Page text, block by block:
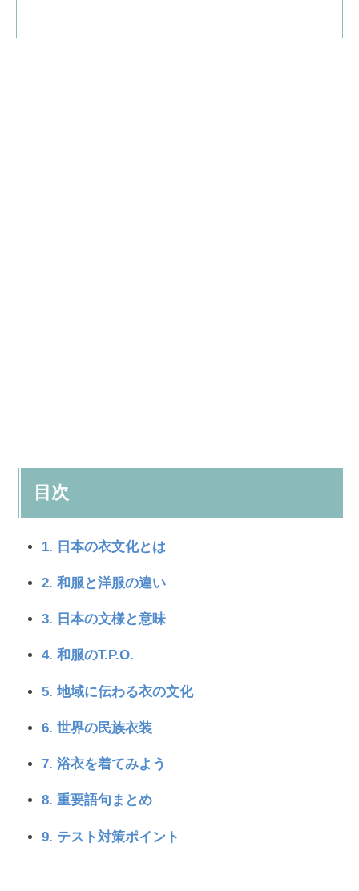
目次
1. 日本の衣文化とは
2. 和服と洋服の違い
3. 日本の文様と意味
4. 和服のT.P.O.
5. 地域に伝わる衣の文化
6. 世界の民族衣装
7. 浴衣を着てみよう
8. 重要語句まとめ
9. テスト対策ポイント